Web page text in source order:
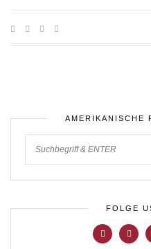
AMERIKANISCHE
FOLGE